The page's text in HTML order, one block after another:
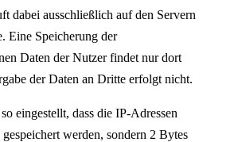
dabei ausschließlich auf den Servern
Eine Speicherung der
Daten der Nutzer findet nur dort
der Daten an Dritte erfolgt nicht.
eingestellt, dass die IP-Adressen
werden, sondern 2 Bytes